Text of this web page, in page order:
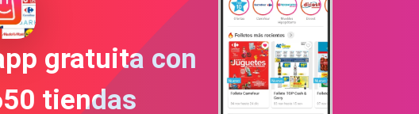
gratuita con
tiendas